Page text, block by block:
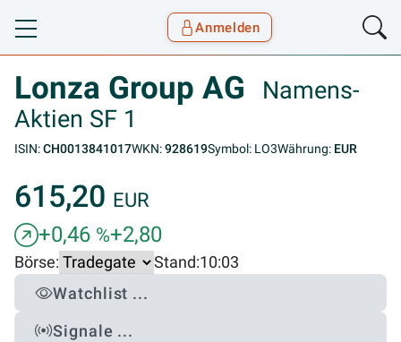
Toggle navigation
Anmelden
Lonza Group AG
Namens-
Aktien SF 1
ISIN:CH0013841017WKN:928619Symbol: LO3Währung: EUR
615,20 EUR
+0,46 %+2,80
Börse: Stand:10:03
Watchlist ...
Signale ...